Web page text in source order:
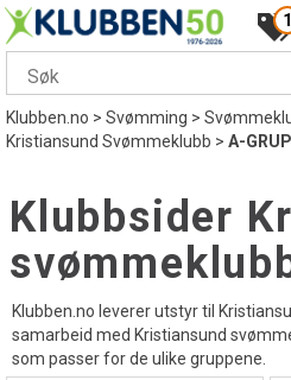
1
Klubben.no>Svømming>
Kristiansund Svømmeklubb>A-
Klubbsider
Klubben.no leverer utstyr til
samarbeid med Kristiansund
som passer for de ulike gruppene.